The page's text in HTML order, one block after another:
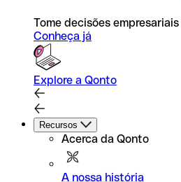
Tome decisões
Conheça já
Explore a Qonto
Recursos
Acerca da Qonto
A nossa história